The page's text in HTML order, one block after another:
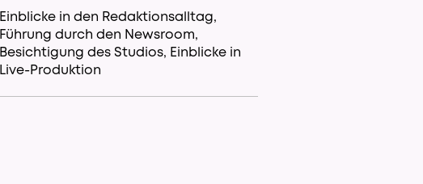
Einblicke in den Redaktionsalltag,
Führung durch den Newsroom,
Besichtigung des Studios, Einblicke in
Live-Produktion